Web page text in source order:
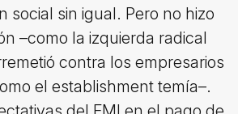
social sin igual. Pero no hizo
–como la izquierda radical
contra los empresarios
el establishment temía–.